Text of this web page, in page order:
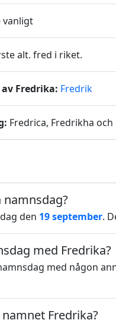
vanligt
alt. fred i riket.
Fredrika: Fredrik
Fredrica, Fredrikha och
namnsdag?
den 19 september.
med Fredrika?
med någon
Fredrika?